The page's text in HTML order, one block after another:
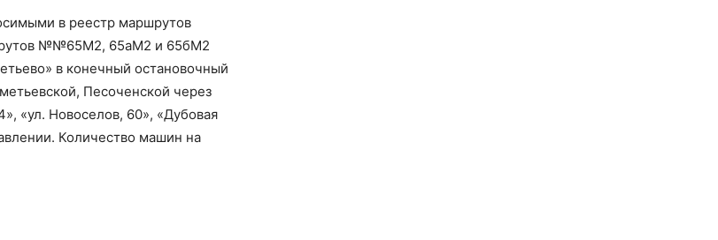
в реестр маршрутов
№№65М2, 65аМ2 и 65бМ2
в конечный остановочный
Песоченской через
«ул. Новоселов, 60», «Дубовая
Количество машин на